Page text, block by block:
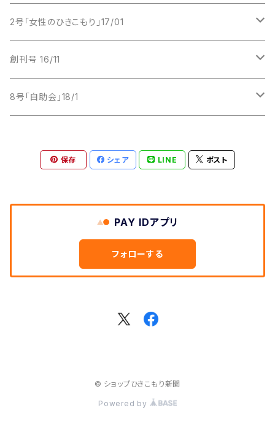
PDF版
紙版
PDF版
2号「女性のひきこもり」17/01
紙版
PDF版
創刊号 16/11
紙版
8号「自助会」18/1
保存 シェア LINE ポスト
PAY IDアプリ
フォローする
© ショップひきこもり新聞
Powered by